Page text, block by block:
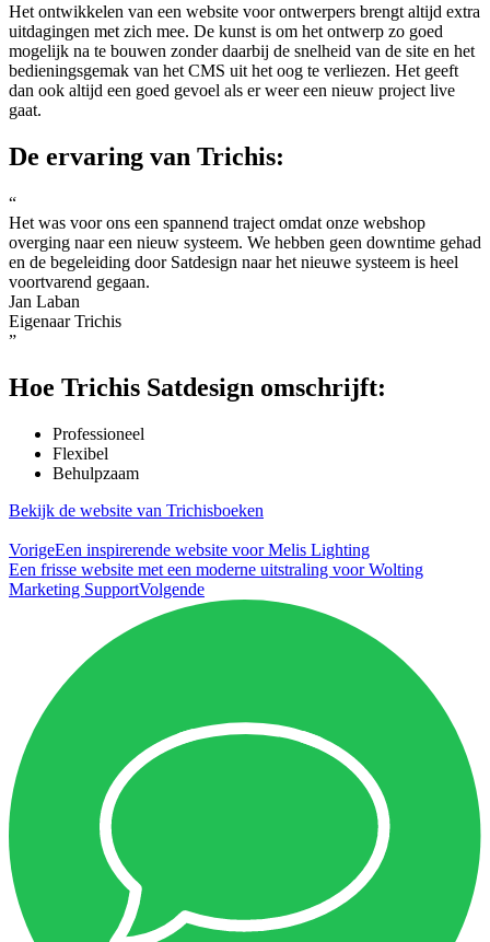
Het ontwikkelen van een website voor ontwerpers brengt altijd extra
uitdagingen met zich mee. De kunst is om het ontwerp zo goed
mogelijk na te bouwen zonder daarbij de snelheid van de site en het
bedieningsgemak van het CMS uit het oog te verliezen. Het geeft
dan ook altijd een goed gevoel als er weer een nieuw project live
gaat.
De ervaring van Trichis:
“
Het was voor ons een spannend traject omdat onze webshop
overging naar een nieuw systeem. We hebben geen downtime gehad
en de begeleiding door Satdesign naar het nieuwe systeem is heel
voortvarend gegaan.
Jan Laban
Eigenaar Trichis
”
Hoe Trichis Satdesign omschrijft:
Professioneel
Flexibel
Behulpzaam
Bekijk de website van Trichisboeken
VorigeEen inspirerende website voor Melis Lighting
Een frisse website met een moderne uitstraling voor Wolting
Marketing SupportVolgende